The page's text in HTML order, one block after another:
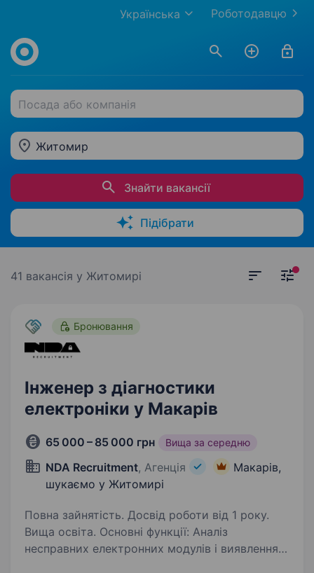
Роботодавцю
Українська
Посада або компанія
Житомир
Знайти вакансії
Підібрати
41 вакансія у Житомирі
Бронювання
Інженер з діагностики
електроніки у Макарів
65 000 – 85 000 грн Вища за середню
NDA Recruitment, Агенція
Макарів,
шукаємо у Житомирі
Повна зайнятість. Досвід роботи від 1 року.
Вища освіта. Основні функції: Аналіз
несправних електронних модулів і виявлення